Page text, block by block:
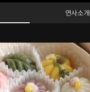
연사소개